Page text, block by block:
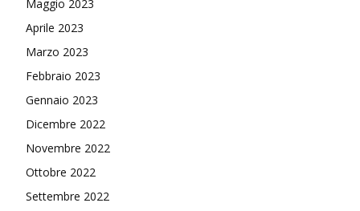
Maggio 2023
Aprile 2023
Marzo 2023
Febbraio 2023
Gennaio 2023
Dicembre 2022
Novembre 2022
Ottobre 2022
Settembre 2022